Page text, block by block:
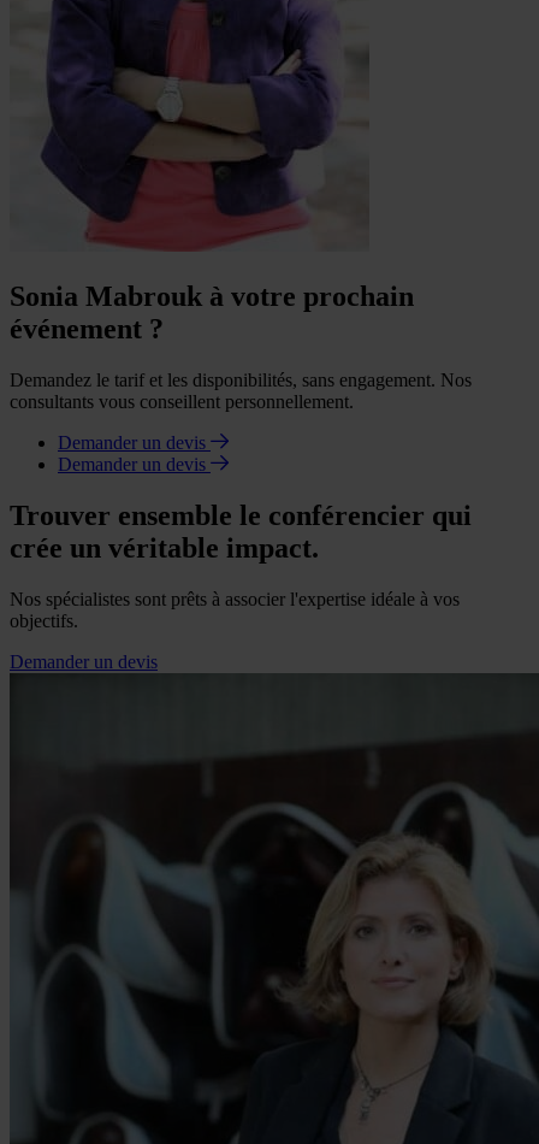
Sonia Mabrouk à votre prochain
événement ?
Demandez le tarif et les disponibilités, sans engagement. Nos
consultants vous conseillent personnellement.
Demander un devis
Demander un devis
Trouver ensemble le conférencier qui
crée un véritable impact.
Nos spécialistes sont prêts à associer l'expertise idéale à vos
objectifs.
Demander un devis